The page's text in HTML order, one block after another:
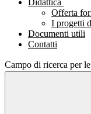
Didattica
Offerta
I progetti
Documenti utili
Contatti
Campo di ricerca per